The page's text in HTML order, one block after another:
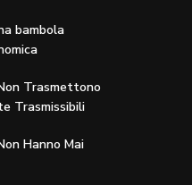
bambola
Trasmettono
Trasmissibili
Hanno Mai